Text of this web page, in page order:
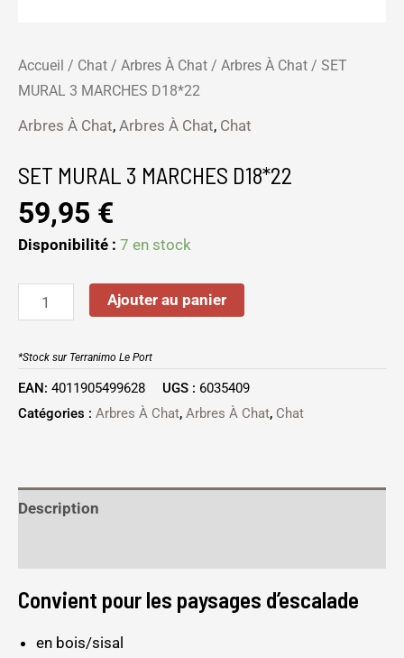
Accueil / Chat / Arbres À Chat / Arbres À Chat / SET
MURAL 3 MARCHES D18*22
Arbres À Chat, Arbres À Chat, Chat
SET MURAL 3 MARCHES D18*22
59,95 €
Disponibilité : 7 en stock
Ajouter au panier
*Stock sur Terranimo Le Port
EAN: 4011905499628 UGS : 6035409
Catégories : Arbres À Chat, Arbres À Chat, Chat
Description
Convient pour les paysages d’escalade
en bois/sisal